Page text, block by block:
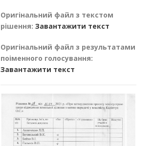
Оригінальний файл з текстом
рішення: Завантажити текст
Оригінальний файл з результатами
поіменного голосування:
Завантажити текст